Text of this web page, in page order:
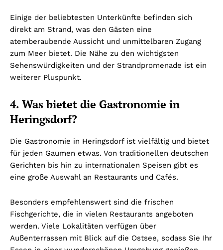
Einige der beliebtesten Unterkünfte befinden sich
direkt am Strand, was den Gästen eine
atemberaubende Aussicht und unmittelbaren Zugang
zum Meer bietet. Die Nähe zu den wichtigsten
Sehenswürdigkeiten und der Strandpromenade ist ein
weiterer Pluspunkt.
4. Was bietet die Gastronomie in
Heringsdorf?
Die Gastronomie in Heringsdorf ist vielfältig und bietet
für jeden Gaumen etwas. Von traditionellen deutschen
Gerichten bis hin zu internationalen Speisen gibt es
eine große Auswahl an Restaurants und Cafés.
Besonders empfehlenswert sind die frischen
Fischgerichte, die in vielen Restaurants angeboten
werden. Viele Lokalitäten verfügen über
Außenterrassen mit Blick auf die Ostsee, sodass Sie Ihr